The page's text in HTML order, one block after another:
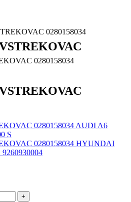
0280158034
AUDI A6
S
HYUNDAI
+